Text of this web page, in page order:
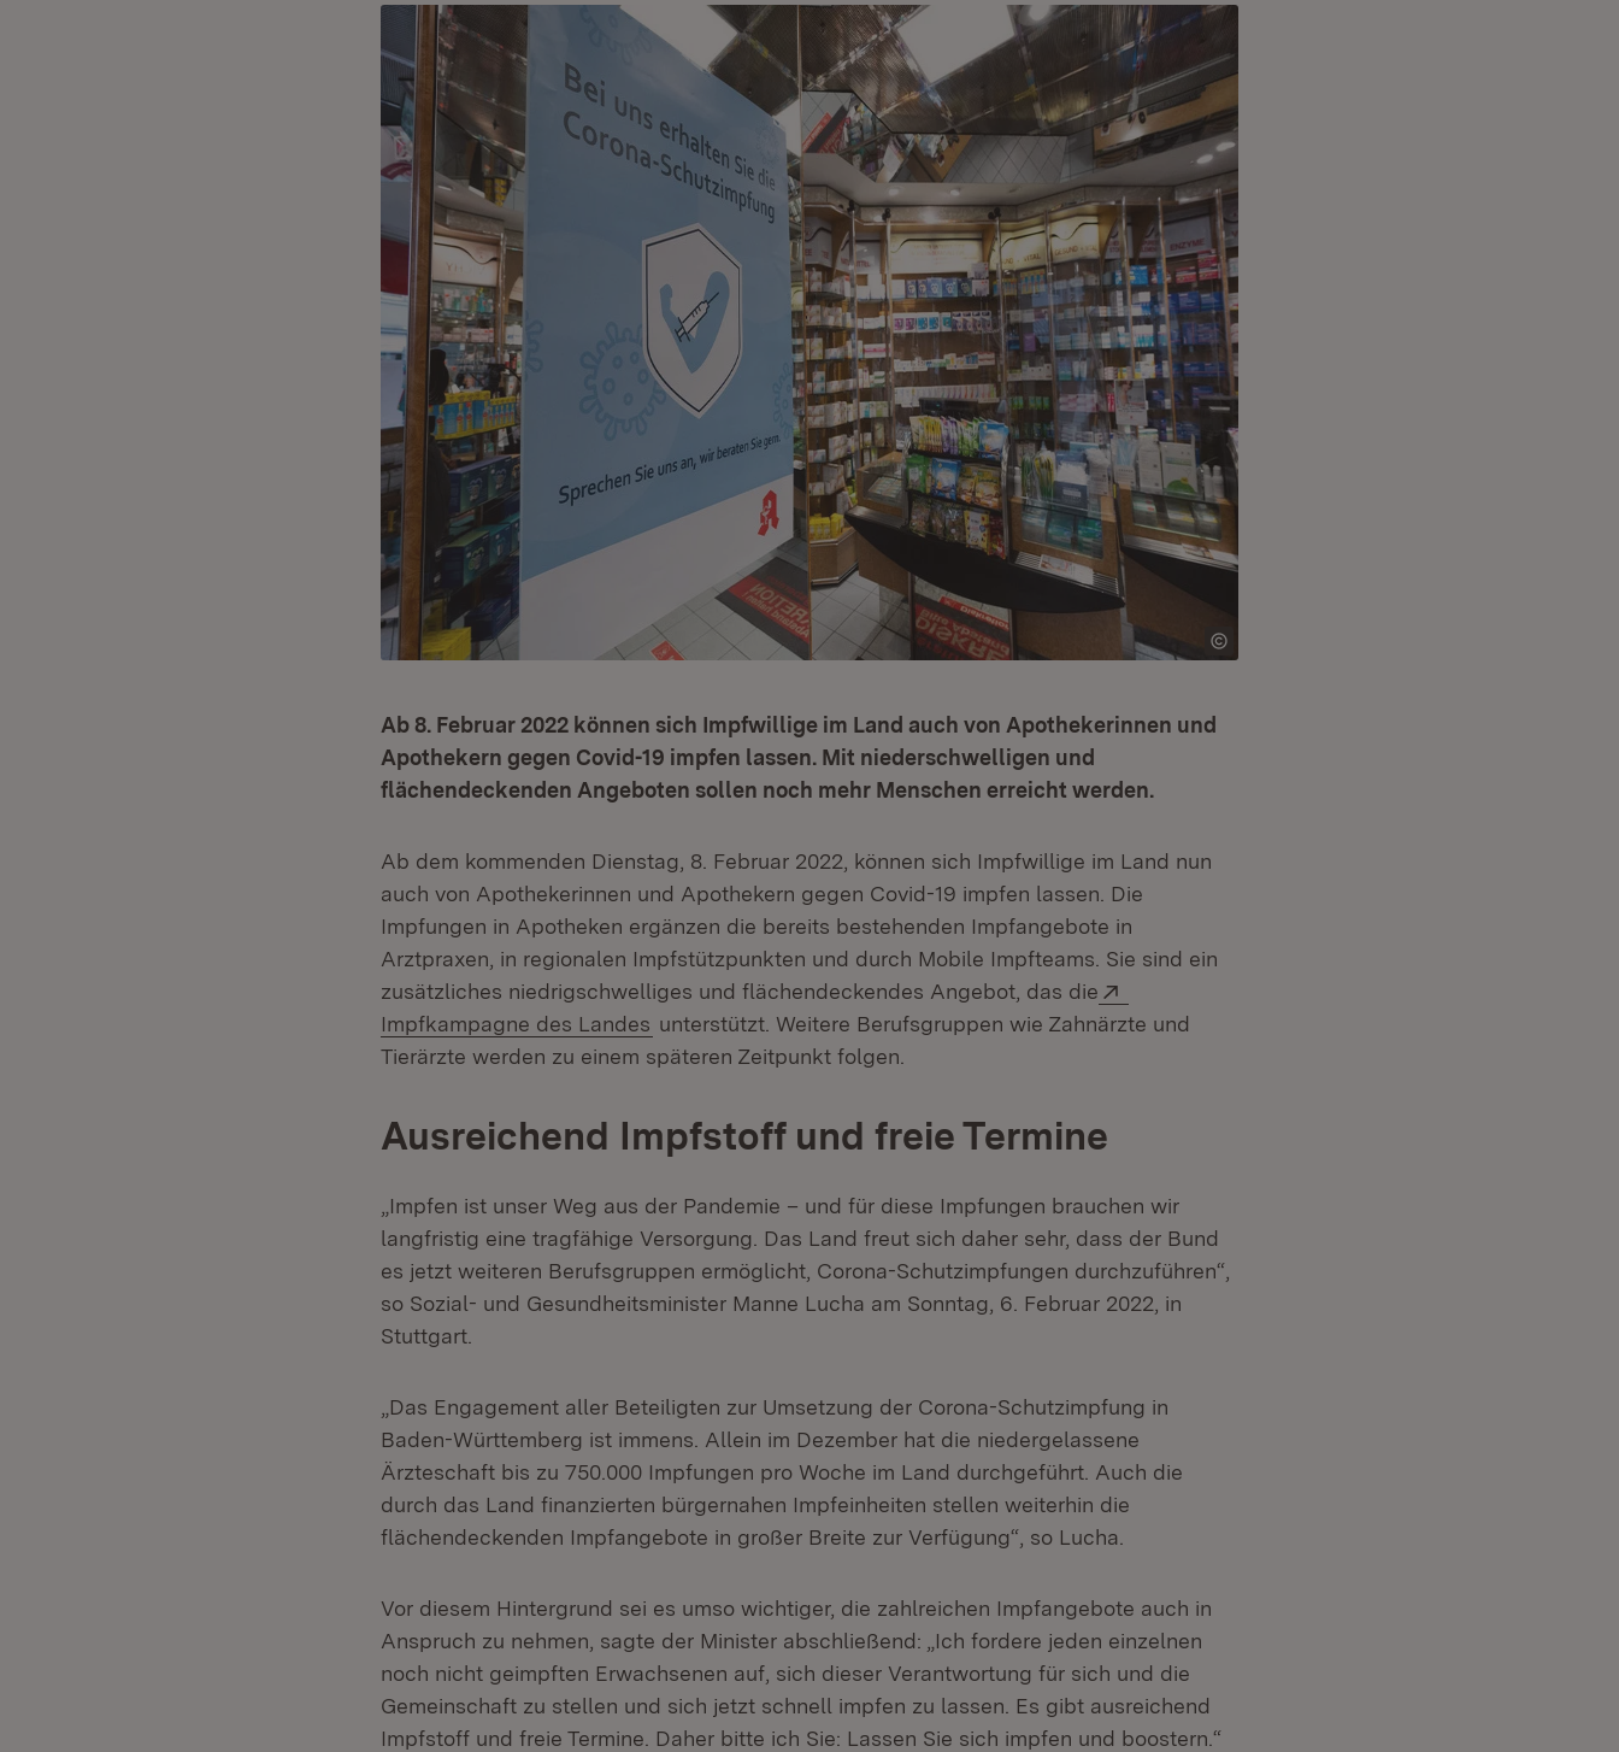
Ab 8. Februar 2022 können sich Impfwillige im Land auch von Apothekerinnen und
Apothekern gegen Covid-19 impfen lassen. Mit niederschwelligen und
flächendeckenden Angeboten sollen noch mehr Menschen erreicht werden.
Ab dem kommenden Dienstag, 8. Februar 2022, können sich Impfwillige im Land nun
auch von Apothekerinnen und Apothekern gegen Covid-19 impfen lassen. Die
Impfungen in Apotheken ergänzen die bereits bestehenden Impfangebote in
Arztpraxen, in regionalen Impfstützpunkten und durch Mobile Impfteams. Sie sind ein
zusätzliches niedrigschwelliges und flächendeckendes Angebot, das die
Impfkampagne des Landes (Öffnet in neuem Fenster)
unterstützt. Weitere Berufsgruppen wie Zahnärzte und
Tierärzte werden zu einem späteren Zeitpunkt folgen.
Ausreichend Impfstoff und freie Termine
„Impfen ist unser Weg aus der Pandemie – und für diese Impfungen brauchen wir
langfristig eine tragfähige Versorgung. Das Land freut sich daher sehr, dass der Bund
es jetzt weiteren Berufsgruppen ermöglicht, Corona-Schutzimpfungen durchzuführen“,
so Sozial- und Gesundheitsminister Manne Lucha am Sonntag, 6. Februar 2022, in
Stuttgart.
„Das Engagement aller Beteiligten zur Umsetzung der Corona-Schutzimpfung in
Baden-Württemberg ist immens. Allein im Dezember hat die niedergelassene
Ärzteschaft bis zu 750.000 Impfungen pro Woche im Land durchgeführt. Auch die
durch das Land finanzierten bürgernahen Impfeinheiten stellen weiterhin die
flächendeckenden Impfangebote in großer Breite zur Verfügung“, so Lucha.
Vor diesem Hintergrund sei es umso wichtiger, die zahlreichen Impfangebote auch in
Anspruch zu nehmen, sagte der Minister abschließend: „Ich fordere jeden einzelnen
noch nicht geimpften Erwachsenen auf, sich dieser Verantwortung für sich und die
Gemeinschaft zu stellen und sich jetzt schnell impfen zu lassen. Es gibt ausreichend
Impfstoff und freie Termine. Daher bitte ich Sie: Lassen Sie sich impfen und boostern.“